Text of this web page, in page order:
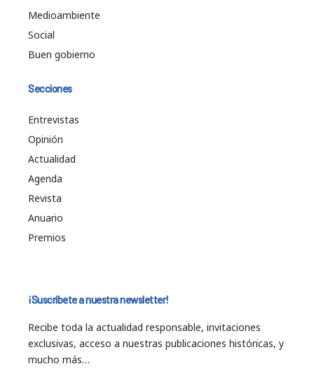
Medioambiente
Social
Buen gobierno
Secciones
Entrevistas
Opinión
Actualidad
Agenda
Revista
Anuario
Premios
¡Suscríbete a nuestra newsletter!
Recibe toda la actualidad responsable, invitaciones
exclusivas, acceso a nuestras publicaciones históricas, y
mucho más…